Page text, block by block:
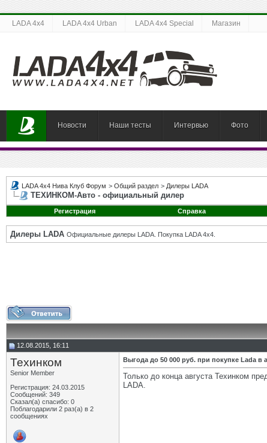
LADA 4x4 LADA 4x4 Urban LADA 4x4 Special Магазин
Новости Наши тесты Интервью Фото
LADA 4x4 Нива Клуб Форум > Общий раздел > Дилеры LADA
ТЕХИНКОМ-Авто - официальный дилер
Регистрация
Справка
Дилеры LADA Официальные дилеры LADA. Покупка LADA 4x4.
12.08.2015, 16:11
Техинком
Senior Member
Регистрация: 24.03.2015
Сообщений: 349
Сказал(а) спасибо: 0
Поблагодарили 2 раз(а) в 2
сообщениях
Выгода до 50 000 руб. при покупке Lada в
Только до конца августа Техинком
LADA.